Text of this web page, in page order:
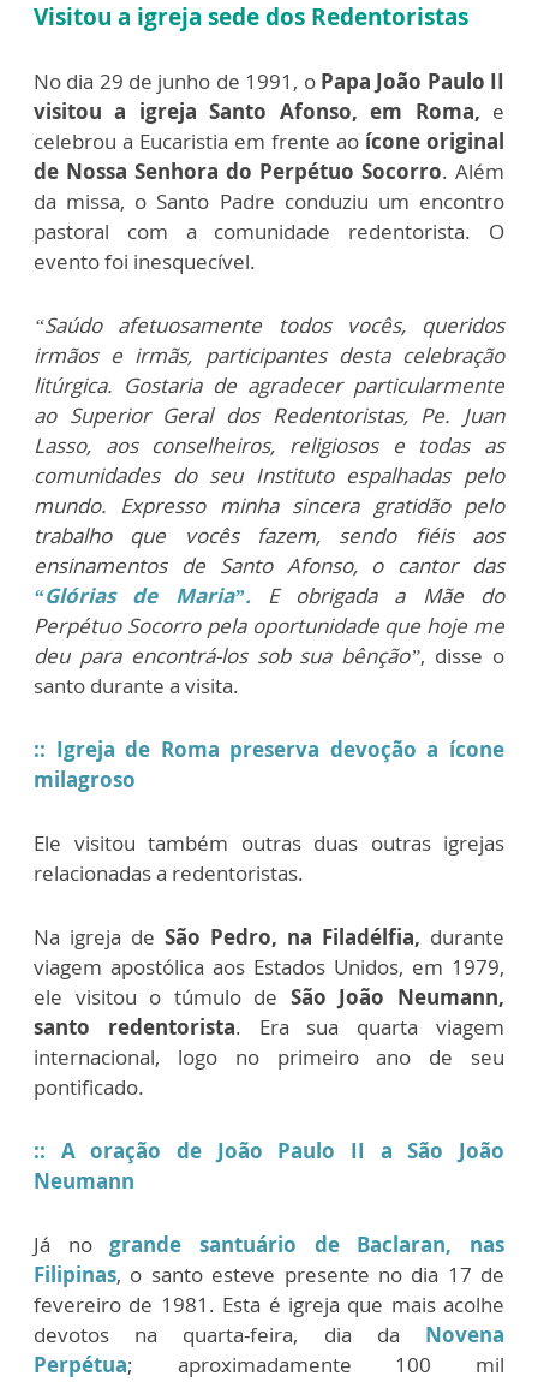
Visitou a igreja sede dos Redentoristas
No dia 29 de junho de 1991, o Papa João Paulo II
visitou a igreja Santo Afonso, em Roma, e
celebrou a Eucaristia em frente ao ícone original
de Nossa Senhora do Perpétuo Socorro. Além
da missa, o Santo Padre conduziu um encontro
pastoral com a comunidade redentorista. O
evento foi inesquecível.
“Saúdo afetuosamente todos vocês, queridos
irmãos e irmãs, participantes desta celebração
litúrgica. Gostaria de agradecer particularmente
ao Superior Geral dos Redentoristas, Pe. Juan
Lasso, aos conselheiros, religiosos e todas as
comunidades do seu Instituto espalhadas pelo
mundo. Expresso minha sincera gratidão pelo
trabalho que vocês fazem, sendo fiéis aos
ensinamentos de Santo Afonso, o cantor das
“Glórias de Maria”.E obrigada a Mãe do
Perpétuo Socorro pela oportunidade que hoje me
deu para encontrá-los sob sua bênção”, disse o
santo durante a visita.
:: Igreja de Roma preserva devoção a ícone
milagroso
Ele visitou também outras duas outras igrejas
relacionadas a redentoristas.
Na igreja de São Pedro, na Filadélfia, durante
viagem apostólica aos Estados Unidos, em 1979,
ele visitou o túmulo de São João Neumann,
santo redentorista. Era sua quarta viagem
internacional, logo no primeiro ano de seu
pontificado.
:: A oração de João Paulo II a São João
Neumann
Já nogrande santuário de Baclaran, nas
Filipinas, o santo esteve presente no dia 17 de
fevereiro de 1981. Esta é igreja que mais acolhe
devotos na quarta-feira, dia da Novena
Perpétua; aproximadamente 100 mil